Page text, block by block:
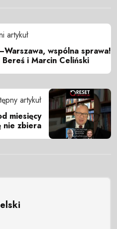
artykuł
wspólna sprawa!
i Marcin Celiński
artykuł
miesięcy
nie zbiera